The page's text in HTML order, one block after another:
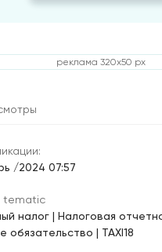
реклама 320x50 px
/2024 07:57
tematic
налог | Налоговая
обязательство | TAXI18